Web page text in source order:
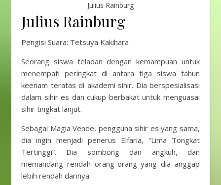
Julius Rainburg
Julius Rainburg
Pengisi Suara: Tetsuya Kakihara
Seorang siswa teladan dengan kemampuan untuk
menempati peringkat di antara tiga siswa tahun
keenam teratas di akademi sihir. Dia berspesialisasi
dalam sihir es dan cukup berbakat untuk menguasai
sihir tingkat lanjut.
Sebagai Magia Vende, pengguna sihir es yang sama,
dia ingin menjadi penerus Elfaria, “Lima Tongkat
Tertinggi”. Dia sombong dan angkuh, dan
memandang rendah orang-orang yang dia anggap
lebih rendah darinya.